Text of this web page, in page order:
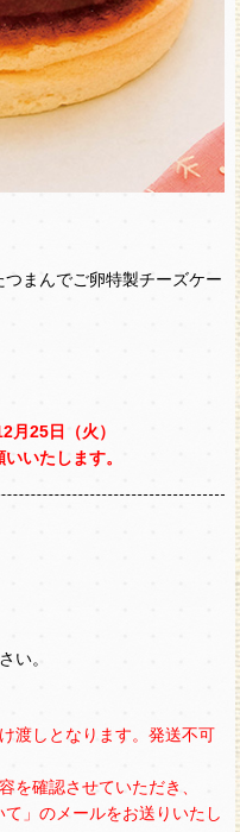
まんでご卵特製チーズケー
月25日（火）
いたします。
い。
渡しとなります。発送不可
を確認させていただき、
て」のメールをお送りいたし